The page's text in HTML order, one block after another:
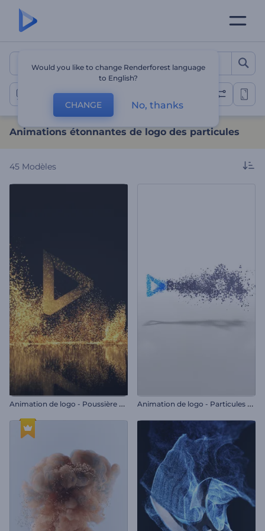
Animations étonnantes
Animations de logo de particules
Animations étonnantes de logo des particules
45 Modèles
A
nimation de logo - Poussière de paillettes A
nimation de logo - Particules simples
Would you like to change Renderforest language
to English?
CHANGE No, thanks